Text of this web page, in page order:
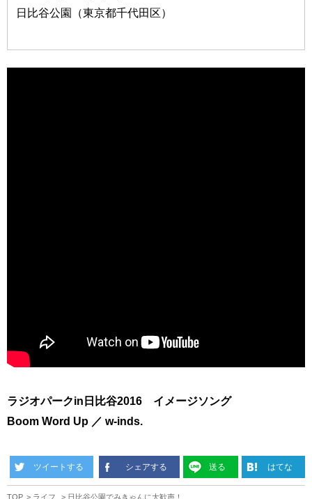
日比谷公園（東京都千代田区）
ラジオパークin日比谷2016 イメージソング
Boom Word Up ／ w-inds.
ツイートする シェアする 送る はてな
TOP ライフ 日比谷公園でみきゃんに大歓声！